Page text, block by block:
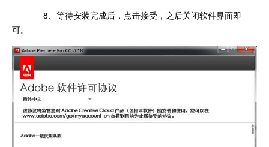
8、等待安装完成后，点击接受，之后关闭软件界面即
可。